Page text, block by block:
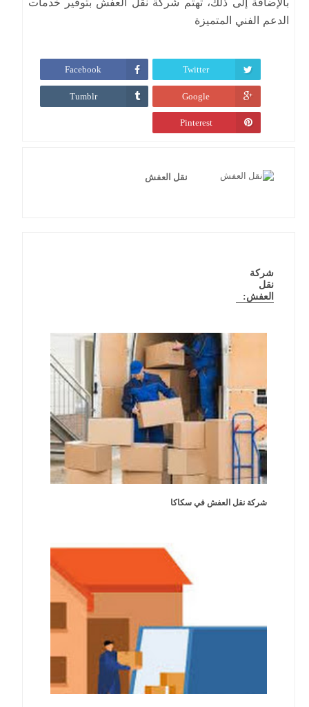
الدعم الفني المتميزة
Twitter
Facebook
Google
Tumblr
Pinterest
نقل العفش
شركة
نقل
العفش:
شركة نقل العفش في سكاكا